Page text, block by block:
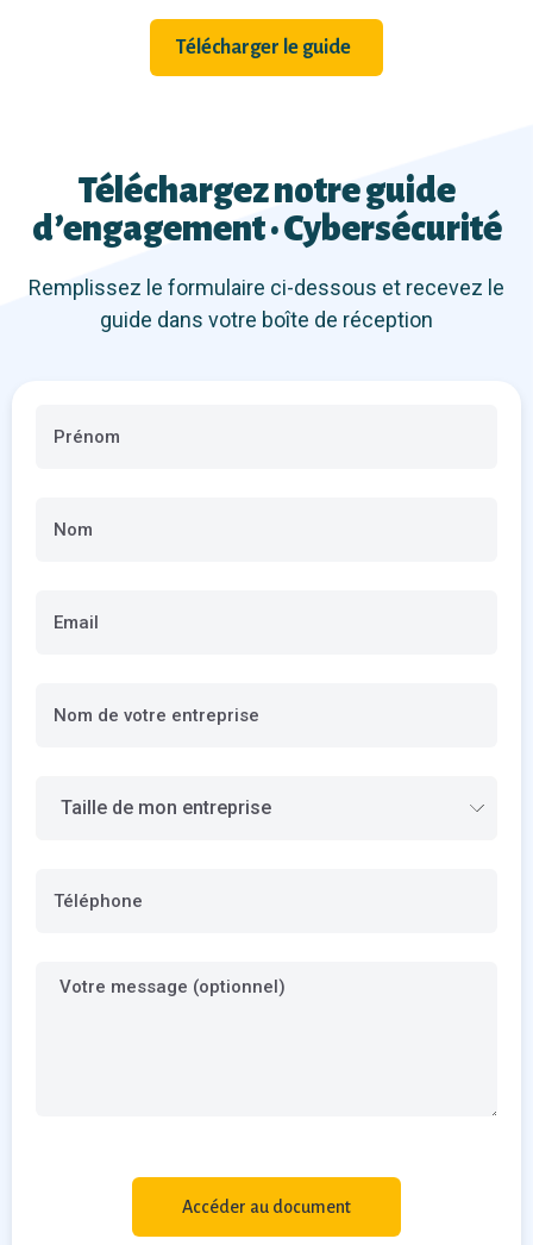
Télécharger le guide
Téléchargez notre guide
d’engagement · Cybersécurité
Remplissez le formulaire ci-dessous et recevez le
guide dans votre boîte de réception